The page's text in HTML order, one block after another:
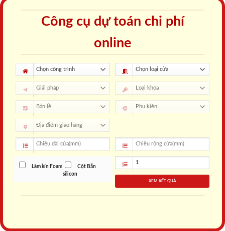
Công cụ dự toán chi phí
online
Làm kín Foam
Cột Bắn
silicon
XEM KẾT QUẢ